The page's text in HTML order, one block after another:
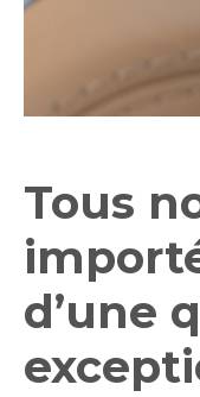
Tous
d’une